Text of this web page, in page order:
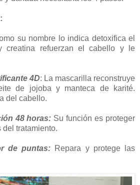
su nombre lo indica detoxifica el
creatina refuerzan el cabello y le
4D: La mascarilla reconstruye
de jojoba y manteca de karité.
del cabello.
48 horas: Su función es proteger
del tratamiento.
de puntas: Repara y protege las